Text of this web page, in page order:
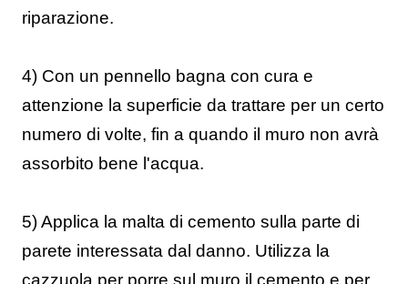
riparazione.
4) Con un pennello bagna con cura e
attenzione la superficie da trattare per un certo
numero di volte, fin a quando il muro non avrà
assorbito bene l'acqua.
5) Applica la malta di cemento sulla parte di
parete interessata dal danno. Utilizza la